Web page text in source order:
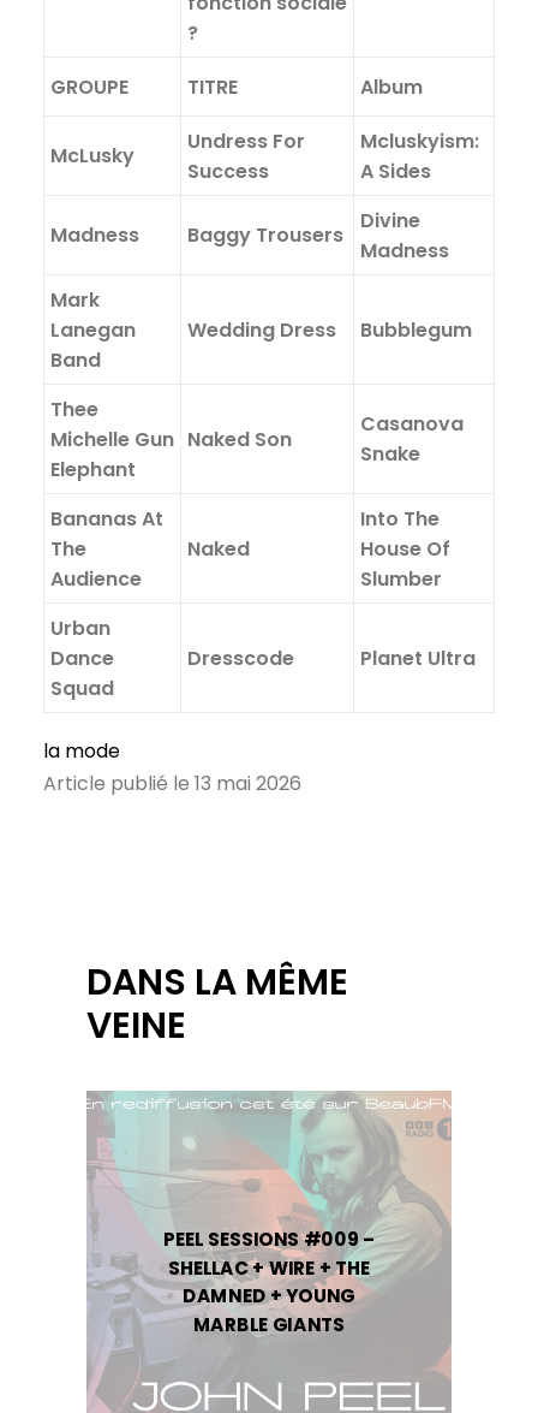
?
GROUPE
TITRE Album
McLusky
Undress For
Success
Mcluskyism:
A Sides
Madness Baggy Trousers
Divine
Madness
Mark
Lanegan
Band
Wedding Dress Bubblegum
Thee
Michelle Gun
Elephant
Naked Son
Casanova
Snake
Bananas At
The
Audience
Naked
Into The
House Of
Slumber
Urban
Dance
Squad
Dresscode Planet Ultra
la mode
Article publié le 13 mai 2026
DANS LA MÊME
VEINE
PEEL SESSIONS #009 –
SHELLAC + WIRE + THE
DAMNED + YOUNG
MARBLE GIANTS